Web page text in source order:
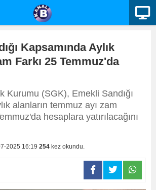
Kapsamında Aylık
Farkı 25 Temmuz'da
Kurumu (SGK), Emekli Sandığı
alanların temmuz ayı zam
hesaplara yatırılacağını
2025 16:19 254 kez okundu.